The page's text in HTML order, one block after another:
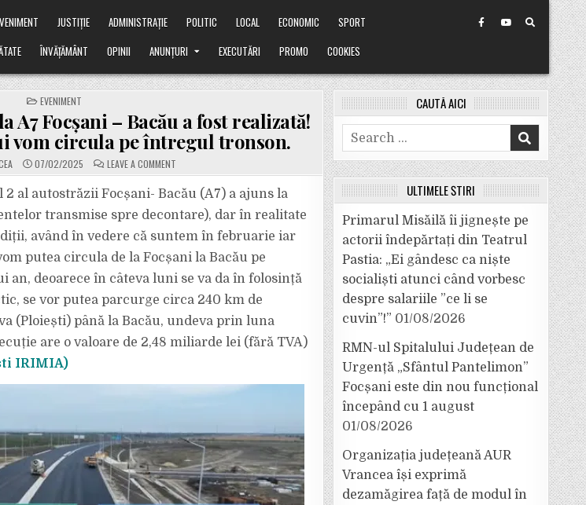
JUSTIȚIE ADMINISTRAȚIE POLITIC LOCAL ECONOMIC
SPORT
ÎNVĂȚĂMÂNT OPINII ANUNȚURI EXECUTĂRI PROMO COOKIES
POSTED
IN
EVENIMENT
A7 Focșani – Bacău a fost realizată!
vom circula pe întregul tronson.
07/02/2025 LEAVE A COMMENTON
JUMĂTATE
AUTOSTRADA
A7
FOCȘANI
–
BACĂU
A
REALIZATĂ!
LA
FINALUL
ANULUI
VOM
CIRCULA
PE
TRONSON.
al autostrăzii Focșani- Bacău (A7) a ajuns la
transmise spre decontare), dar în realitate
având în vedere că suntem în februarie iar
putea circula de la Focșani la Bacău pe
an, deoarece în câteva luni se va da în folosință
se vor putea parcurge circa 240 km de
(Ploiești) până la Bacău, undeva prin luna
are o valoare de 2,48 miliarde lei (fără TVA)
IRIMIA)
CAUTĂ AICI
Search
for:
ULTIMELE ȘTIRI
Primarul Misăilă îi jignește pe
actorii îndepărtați din Teatrul
Pastia: „Ei gândesc ca niște
socialiști atunci când vorbesc
despre salariile ”ce li se
cuvin”!” 01/08/2026
RMN-ul Spitalului Județean de
Urgență „Sfântul Pantelimon”
Focșani este din nou funcțional
începând cu 1 august
01/08/2026
Organizația județeană AUR
Vrancea își exprimă
dezamăgirea față de modul în